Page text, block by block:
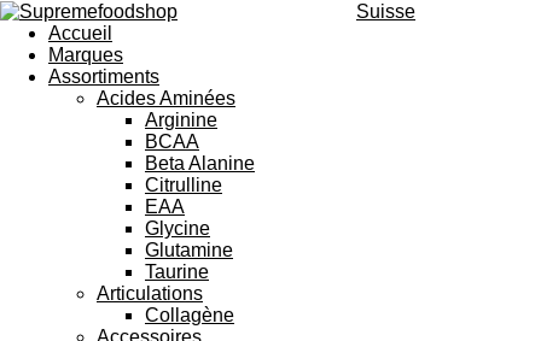
Suisse
Accueil
Marques
Assortiments
Acides Aminées
Arginine
BCAA
Beta Alanine
Citrulline
EAA
Glycine
Glutamine
Taurine
Articulations
Collagène